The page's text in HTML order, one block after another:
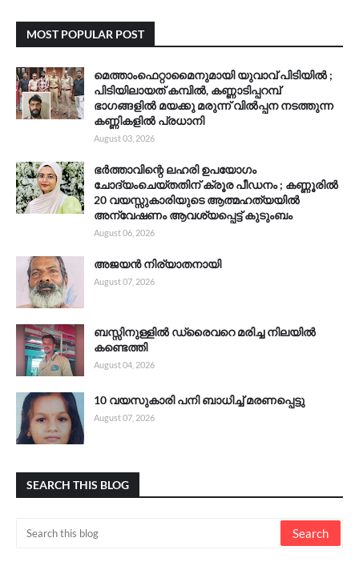
MOST POPULAR POST
മെത്താംഫെറ്റാമൈനുമായി യുവാവ് പിടിയിൽ ;
പിടിയിലായത് കമ്പിൽ, കണ്ണാടിപ്പറമ്പ്
ഭാഗങ്ങളിൽ മയക്കു മരുന്ന് വിൽപ്പന നടത്തുന്ന
കണ്ണികളിൽ പ്രധാനി
August 03, 2026
ഭർത്താവിന്റെ ലഹരി ഉപയോഗം
ചോദ്യംചെയ്തതിന് ക്രൂര പീഡനം ; കണ്ണൂരിൽ
20 വയസ്സുകാരിയുടെ ആത്മഹത്യയിൽ
അന്വേഷണം ആവശ്യപ്പെട്ട് കുടുംബം
August 06, 2026
അജയൻ നിര്യാതനായി
August 07, 2026
ബസ്സിനുള്ളിൽ ഡ്രൈവറെ മരിച്ച നിലയിൽ
കണ്ടെത്തി
August 04, 2026
10 വയസുകാരി പനി ബാധിച്ച് മരണപ്പെട്ടു
August 07, 2026
SEARCH THIS BLOG